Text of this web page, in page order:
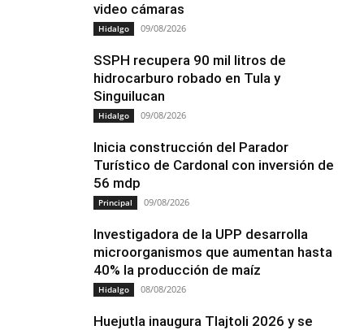
video cámaras
Hidalgo 09/08/2026
SSPH recupera 90 mil litros de
hidrocarburo robado en Tula y
Singuilucan
Hidalgo 09/08/2026
Inicia construcción del Parador
Turístico de Cardonal con inversión de
56 mdp
Principal 09/08/2026
Investigadora de la UPP desarrolla
microorganismos que aumentan hasta
40% la producción de maíz
Hidalgo 08/08/2026
Huejutla inaugura Tlajtoli 2026 y se